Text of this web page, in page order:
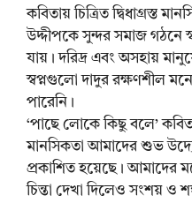
কবিতায় চিত্রিত দ্বিধাগ্রস্ত
উদ্দীপকে সুন্দর সমাজ গঠনে
যায়। দরিদ্র এবং অসহায়
স্বপ্নগুলো দাদুর রক্ষণশীল
পারেনি।
‘পাছে লোকে কিছু বলে’
মানসিকতা আমাদের শুভ
প্রকাশিত হয়েছে। আমাদের
চিন্তা দেখা দিলেও সংশয় ও